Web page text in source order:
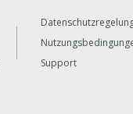
Support